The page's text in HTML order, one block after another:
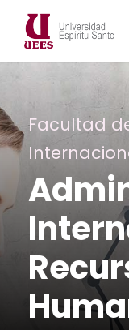
Facultad